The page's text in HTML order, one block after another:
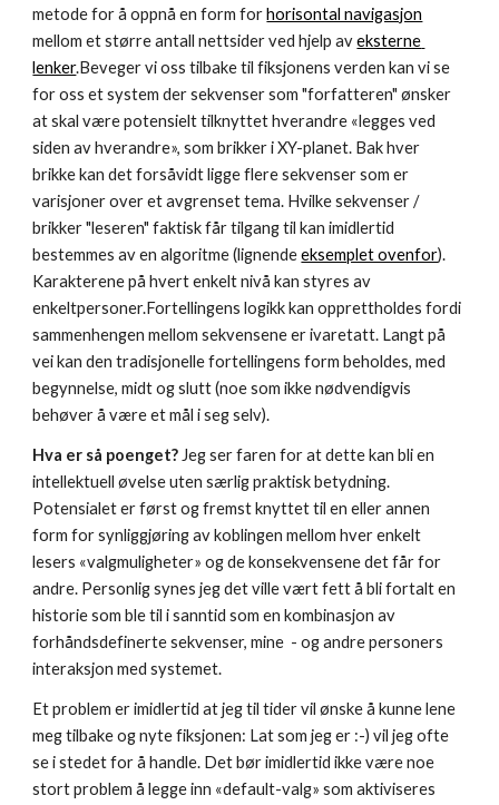
metode for å oppnå en form for horisontal navigasjon
mellom et større antall nettsider ved hjelp av eksterne
lenker.Beveger vi oss tilbake til fiksjonens verden kan vi se
for oss et system der sekvenser som "forfatteren" ønsker
at skal være potensielt tilknyttet hverandre «legges ved
siden av hverandre», som brikker i XY-planet. Bak hver
brikke kan det forsåvidt ligge flere sekvenser som er
varisjoner over et avgrenset tema. Hvilke sekvenser /
brikker "leseren" faktisk får tilgang til kan imidlertid
bestemmes av en algoritme (lignende eksemplet ovenfor).
Karakterene på hvert enkelt nivå kan styres av
enkeltpersoner.Fortellingens logikk kan opprettholdes fordi
sammenhengen mellom sekvensene er ivaretatt. Langt på
vei kan den tradisjonelle fortellingens form beholdes, med
begynnelse, midt og slutt (noe som ikke nødvendigvis
behøver å være et mål i seg selv).
Hva er så poenget? Jeg ser faren for at dette kan bli en
intellektuell øvelse uten særlig praktisk betydning.
Potensialet er først og fremst knyttet til en eller annen
form for synliggjøring av koblingen mellom hver enkelt
lesers «valgmuligheter» og de konsekvensene det får for
andre. Personlig synes jeg det ville vært fett å bli fortalt en
historie som ble til i sanntid som en kombinasjon av
forhåndsdefinerte sekvenser, mine  - og andre personers
interaksjon med systemet.
Et problem er imidlertid at jeg til tider vil ønske å kunne lene
meg tilbake og nyte fiksjonen: Lat som jeg er :-) vil jeg ofte
se i stedet for å handle. Det bør imidlertid ikke være noe
stort problem å legge inn «default-valg» som aktiviseres